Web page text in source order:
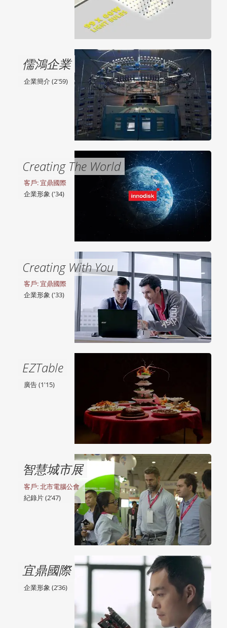
儒鴻企業
企業簡介 (2'59)
Creating The World
客戶: 宜鼎國際
企業形象 ('34)
Creating With You
客戶: 宜鼎國際
企業形象 ('33)
EZTable
廣告 (1'15)
智慧城市展
客戶: 北市電腦公會
紀錄片 (2’47)
宜鼎國際
企業形象 (2’36)